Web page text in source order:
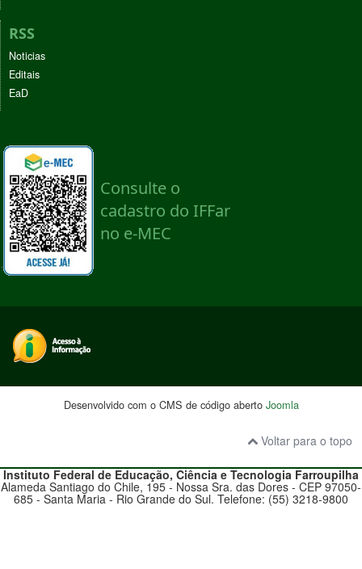
RSS
Noticias
Editais
EaD
Desenvolvido com o CMS de código aberto Joomla
Voltar para o topo
Instituto Federal de Educação, Ciência e TecnologiaFarroupilha
Alameda Santiago do Chile, 195 - Nossa Sra. das Dores - CEP 97050-
685 - Santa Maria - Rio Grande do Sul. Telefone: (55) 3218-9800